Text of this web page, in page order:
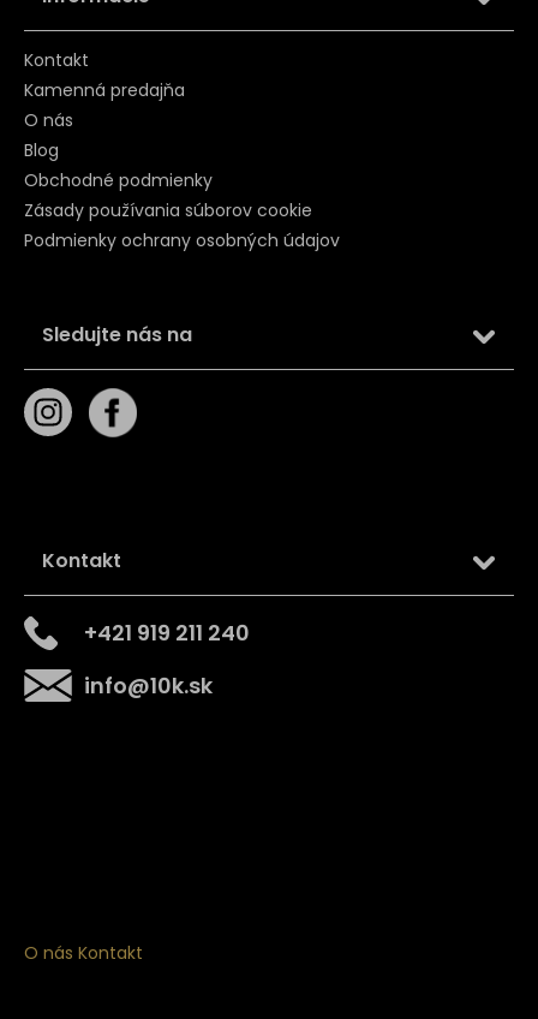
Kontakt
Kamenná predajňa
O nás
Blog
Obchodné podmienky
Zásady používania súborov cookie
Podmienky ochrany osobných údajov
Sledujte nás na
Kontakt
info@10k.sk
+421 919 211 240
O nás Kontakt